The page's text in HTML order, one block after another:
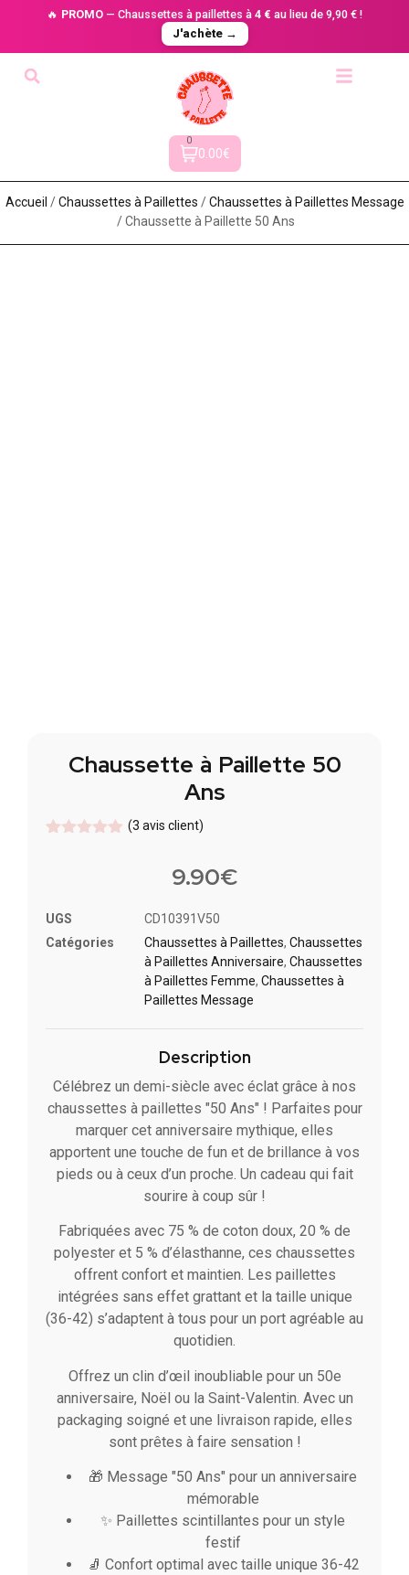
🔥 PROMO — Chaussettes à paillettes à 4 € au lieu de 9,90 € !
J'achète →
0
0.00€
Accueil /Chaussettes à Paillette​s /Chaussettes à Paillettes Message​
/ Chaussette à Paillette 50 Ans
Chaussette à Paillette 50
Ans
(3 avis client)
9.90€
UGS
CD10391V50
Catégories
Chaussettes à Paillette​s, Chaussettes
à Paillette​s Anniversaire, Chaussettes
à Paillettes Femme, Chaussettes à
Paillettes Message​
Description
Célébrez un demi-siècle avec éclat grâce à nos
chaussettes à paillettes "50 Ans" ! Parfaites pour
marquer cet anniversaire mythique, elles
apportent une touche de fun et de brillance à vos
pieds ou à ceux d’un proche. Un cadeau qui fait
sourire à coup sûr !
Fabriquées avec 75 % de coton doux, 20 % de
polyester et 5 % d’élasthanne, ces chaussettes
offrent confort et maintien. Les paillettes
intégrées sans effet grattant et la taille unique
(36-42) s’adaptent à tous pour un port agréable au
quotidien.
Offrez un clin d’œil inoubliable pour un 50e
anniversaire, Noël ou la Saint-Valentin. Avec un
packaging soigné et une livraison rapide, elles
sont prêtes à faire sensation !
🎁 Message "50 Ans" pour un anniversaire
mémorable
✨ Paillettes scintillantes pour un style
festif
🧦 Confort optimal avec taille unique 36-42